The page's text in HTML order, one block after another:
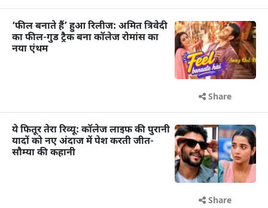
‘फील बनाते हैं’ हुआ रिलीज: अमित त्रिवेदी
का फील-गुड ट्रैक बना कॉलेज रोमांस का
नया एंथम
Share
ये फितूर तेरा रिव्यू: कॉलेज लाइफ की पुरानी
यादों को नए अंदाज में पेश करती जीत-
सौम्या की कहानी
Share